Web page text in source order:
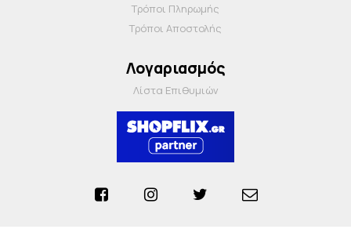
Τρόποι Πληρωμής
Τρόποι Αποστολής
Λογαριασμός
Λίστα Επιθυμιών